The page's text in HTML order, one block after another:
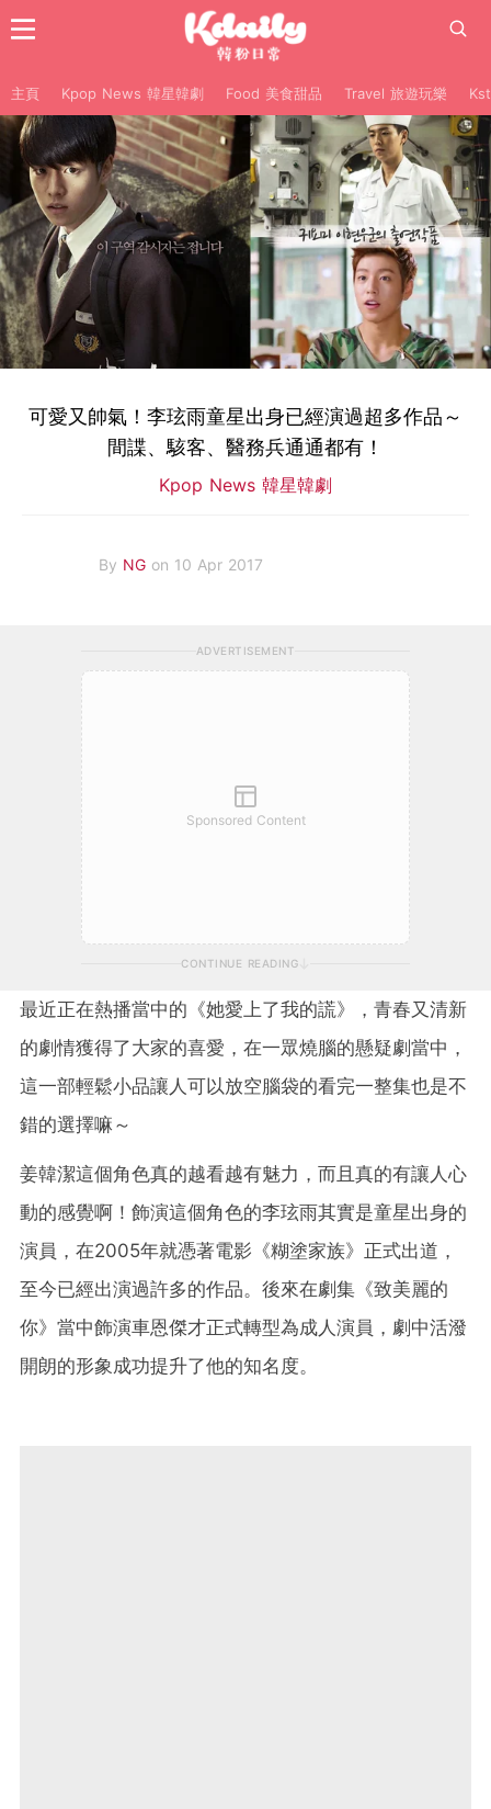
主頁 Kpop News 韓星韓劇 Food 美食甜品 Travel 旅遊玩樂
可愛又帥氣！李玹雨童星出身已經演過超多作品～
間諜、駭客、醫務兵通通都有！
Kpop News 韓星韓劇
By NG on 10 Apr 2017
ADVERTISEMENT
Sponsored Content
CONTINUE READING
最近正在熱播當中的《她愛上了我的謊》，青春又清新
的劇情獲得了大家的喜愛，在一眾燒腦的懸疑劇當中，
這一部輕鬆小品讓人可以放空腦袋的看完一整集也是不
錯的選擇嘛～
姜韓潔這個角色真的越看越有魅力，而且真的有讓人心
動的感覺啊！飾演這個角色的李玹雨其實是童星出身的
演員，在2005年就憑著電影《糊塗家族》正式出道，
至今已經出演過許多的作品。後來在劇集《致美麗的
你》當中飾演車恩傑才正式轉型為成人演員，劇中活潑
開朗的形象成功提升了他的知名度。